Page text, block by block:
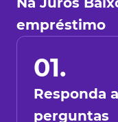
empréstimo
01.
Responda
perguntas